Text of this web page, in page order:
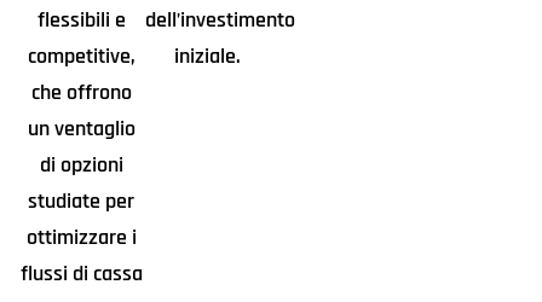
flessibili e
competitive,
che offrono
un ventaglio
di opzioni
studiate per
ottimizzare i
flussi di cassa
dell’investimento
iniziale.